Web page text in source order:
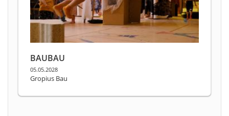
BAUBAU
05.05.2028
Gropius Bau